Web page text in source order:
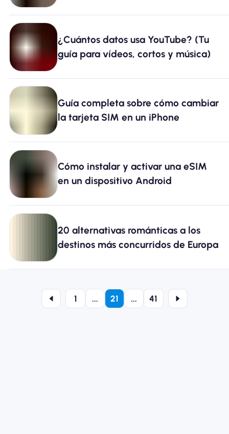
¿Cuántos datos usa YouTube? (Tu
guía para vídeos, cortos y música)
Guía completa sobre cómo cambiar
la tarjeta SIM en un iPhone
Cómo instalar y activar una eSIM
en un dispositivo Android
20 alternativas románticas a los
destinos más concurridos de Europa
1 ... 21 ... 41